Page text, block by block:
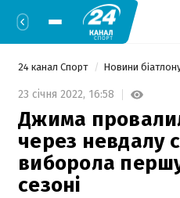
24 канал Спорт Новини
23 січня 2022, 16:58
Джима
через невдалу
виборола
сезоні